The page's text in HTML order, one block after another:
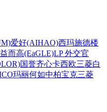
爱好(AIHAO)西玛施德楼
益而高(EaGLE)LP 外交官
国誉齐心卡西欧三菱白
玛丽何如中柏宝克三菱